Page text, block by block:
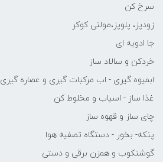
سرخ کن
زودپز، پلوپز،مولتی کوکر
جا ادویه ای
خردکن و سالاد ساز
ابمیوه گیری - اب مرکبات گیری و عصاره گیری
غذا ساز - اسیاب و مخلوط کن
چای ساز و قهوه ساز
پنکه- بخور - دستگاه تصفیه هوا
گوشتکوب و همزن برقی و دستی